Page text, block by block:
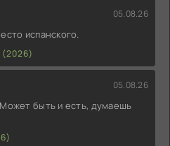
05.08.26
испанского.
05.08.26
быть и есть, думаешь